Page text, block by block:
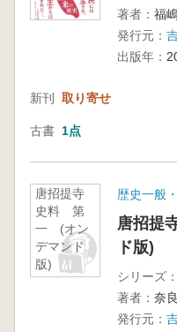
著者： 福
発行元：
出版年：
新刊 取り寄せ
古書 1点
唐招提寺
史料 第
一 (オン
デマンド
版)
歴史一般
唐招提
ド版)
シリーズ：
著者： 奈
発行元：